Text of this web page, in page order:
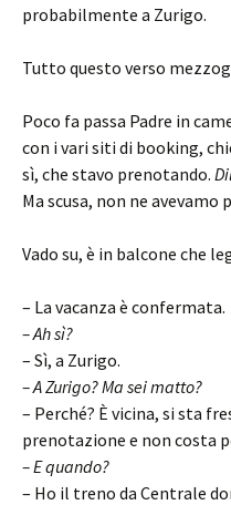
probabilmente a Zurigo.
Tutto questo verso
Poco fa passa Padre in
con i vari siti di booking,
sì, che stavo prenotando.
Ma scusa, non ne
Vado su, è in balcone che
– La vacanza è confermata.
– Ah sì?
– Sì, a Zurigo.
– A Zurigo? Ma sei matto?
– Perché? È vicina, si sta
prenotazione e non costa
– E quando?
– Ho il treno da Centrale